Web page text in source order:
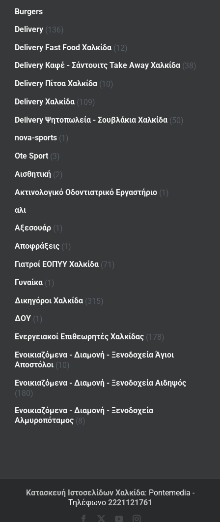
Burgers
Delivery (136)
Delivery Fast Food Χαλκίδα (12)
Delivery Καφέ - Σάντουιτς Take Away Χαλκίδα (38)
Delivery Πίτσα Χαλκίδα (10)
Delivery Χαλκίδα (109)
Delivery Ψητοπωλεία - Σουβλάκια Χαλκίδα (50)
nova-sports (1)
Ote Sport (3)
Αισθητική (2)
Ακτινολογικό Οδοντιατρικό Εργαστήριο (1)
αλι
Αξεσουάρ (1)
Αποφράξεις (1)
Γιατροί ΕΟΠΥΥ Χαλκίδα (71)
Γυναίκα (1)
Δικηγόροι Χαλκίδα (315)
ΔΟΥ (1)
Ενεργειακοί Επιθεωρητές Χαλκίδας (178)
Ενοικιαζόμενα - Διαμονή - Ξενοδοχεία Άγιοι
Αποστόλοι (10)
Ενοικιαζόμενα - Διαμονή - Ξενοδοχεία Αιδηψός
(180)
Ενοικιαζόμενα - Διαμονή - Ξενοδοχεία
Αλμυροπόταμος (8)
Κατασκευή Ιστοσελίδων Χαλκίδα: Pontemedia -
Τηλέφωνο 2221121761
Facebook YouTube